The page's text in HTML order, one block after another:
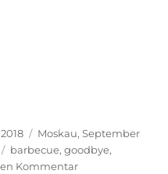
Woche Gruppe 1“
Stay
Moskau, September
Schlagwörter
barbecue,goodbye,
Kommentarzu